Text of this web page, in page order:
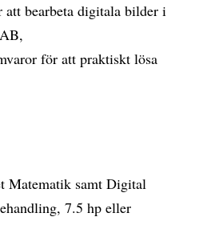
bearbeta digitala bilder i
för att praktiskt lösa
Matematik samt Digital
7.5 hp eller